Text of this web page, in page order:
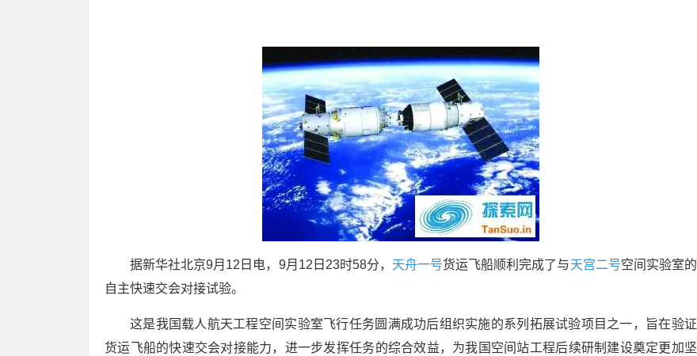
据新华社北京9月12日电，9月12日23时58分， 天舟一号货运飞船顺利完成了与天宫二号空间实验室的
自主快速交会对接试验。
这是我国载人航天工程空间实验室飞行任务圆满成功后组织实施的系列拓展试验项目之一，旨在验证
货运飞船的快速交会对接能力，进一步发挥任务的综合效益，为我国空间站工程后续研制建设奠定更加坚